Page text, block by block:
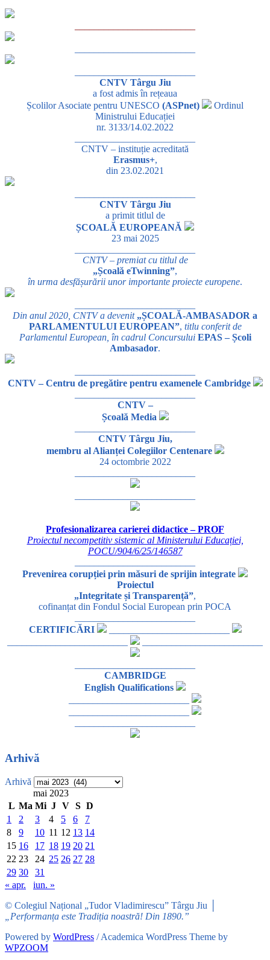
CNTV Târgu Jiu
a fost admis în rețeaua
Școlilor Asociate pentru UNESCO (ASPnet)
Ordinul
Ministrului Educației
nr. 3133/14.02.2022
CNTV – instituție acreditată
Erasmus+,
din 23.02.2021
CNTV Târgu Jiu
a primit titlul de
ȘCOALĂ EUROPEANĂ
23 mai 2025
CNTV – premiat cu titlul de
„Școală eTwinning”,
în urma desfășurării unor importante proiecte europene.
Din anul 2020, CNTV a devenit „ȘCOALĂ-AMBASADOR a
PARLAMENTULUI EUROPEAN”, titlu conferit de
Parlamentul European, în cadrul Concursului EPAS – Școli
Ambasador.
CNTV – Centru de pregătire pentru examenele Cambridge
CNTV –
Școală Media
CNTV Târgu Jiu,
membru al Alianței Colegiilor Centenare
24 octombrie 2022
Profesionalizarea carierei didactice – PROF
Proiectul necompetitiv sistemic al Ministerului Educației,
POCU/904/6/25/146587
Prevenirea corupției prin măsuri de sprijin integrate
Proiectul
„Integritate și Transparență”,
cofinanțat din Fondul Social European prin POCA
CERTIFICĂRI
_________________________
CAMBRIDGE
English Qualifications
Arhivă
Arhivă
mai 2023
L Ma Mi J V S D
1
2 3 4 5 6
7
8
9 10 11 12 13 14
15 16 17 18 19 20 21
22 23 24 25 26 27 28
29 30
31
« apr.
iun. »
© Colegiul Național „Tudor Vladimirescu” Târgu Jiu │
„Performanța este Tradiția noastră! Din 1890.”
Powered by WordPress / Academica WordPress Theme by
WPZOOM